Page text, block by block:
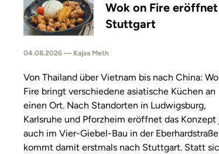
Wok on Fire
Stuttgart
04.08.2026 — Kajsa Meth
Von Thailand über Vietnam bis nach China:
Fire bringt verschiedene asiatische Küchen an
einen Ort. Nach Standorten in Ludwigsburg,
Karlsruhe und Pforzheim eröffnet das
auch im Vier-Giebel-Bau in der
kommt damit erstmals nach Stuttgart. Statt